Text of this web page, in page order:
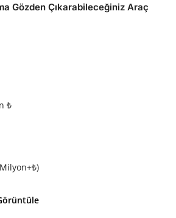
Gözden Çıkarabileceğiniz Araç
₺